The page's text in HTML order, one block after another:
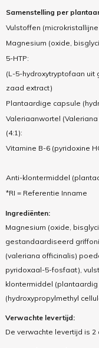
Samenstelling per
Vulstoffen (
Magnesium (oxide,
5-HTP:
(L-5-hydroxytryptofaan
zaad extract)
Plantaardige capsule (
Valeriaanwortel (
(4:1):
Vitamine B-6(pyridoxine
Anti-klontermiddel (
*RI = Referentie Inname
Ingrediënten:
Magnesium (oxide,
gestandaardiseerd
(valeriana officinalis)
pyridoxaal-5-fosfaat),
klontermiddel
(hydroxypropylmethyl
Verwachte levertijd:
De verwachte levertijd is 2